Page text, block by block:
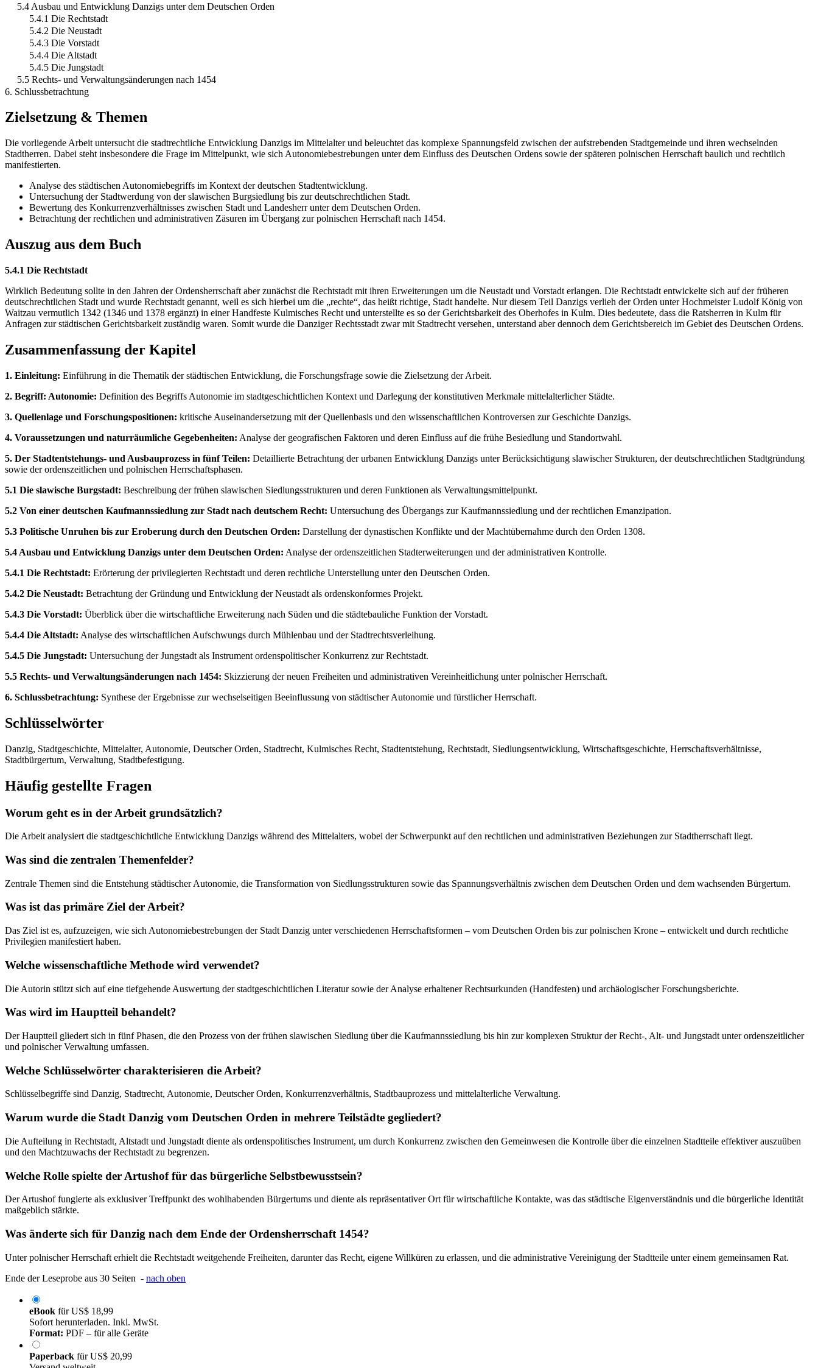
5.4 Ausbau und Entwicklung Danzigs unter dem Deutschen Orden
5.4.1 Die Rechtstadt
5.4.2 Die Neustadt
5.4.3 Die Vorstadt
5.4.4 Die Altstadt
5.4.5 Die Jungstadt
5.5 Rechts- und Verwaltungsänderungen nach 1454
6. Schlussbetrachtung
Zielsetzung & Themen
Die vorliegende Arbeit untersucht die stadtrechtliche Entwicklung Danzigs im Mittelalter und beleuchtet das komplexe Spannungsfeld zwischen der aufstrebenden Stadtgemeinde und ihren wechselnden
Stadtherren. Dabei steht insbesondere die Frage im Mittelpunkt, wie sich Autonomiebestrebungen unter dem Einfluss des Deutschen Ordens sowie der späteren polnischen Herrschaft baulich und rechtlich
manifestierten.
Analyse des städtischen Autonomiebegriffs im Kontext der deutschen Stadtentwicklung.
Untersuchung der Stadtwerdung von der slawischen Burgsiedlung bis zur deutschrechtlichen Stadt.
Bewertung des Konkurrenzverhältnisses zwischen Stadt und Landesherr unter dem Deutschen Orden.
Betrachtung der rechtlichen und administrativen Zäsuren im Übergang zur polnischen Herrschaft nach 1454.
Auszug aus dem Buch
5.4.1 Die Rechtstadt
Wirklich Bedeutung sollte in den Jahren der Ordensherrschaft aber zunächst die Rechtstadt mit ihren Erweiterungen um die Neustadt und Vorstadt erlangen. Die Rechtstadt entwickelte sich auf der früheren
deutschrechtlichen Stadt und wurde Rechtstadt genannt, weil es sich hierbei um die „rechte“, das heißt richtige, Stadt handelte. Nur diesem Teil Danzigs verlieh der Orden unter Hochmeister Ludolf König von
Waitzau vermutlich 1342 (1346 und 1378 ergänzt) in einer Handfeste Kulmisches Recht und unterstellte es so der Gerichtsbarkeit des Oberhofes in Kulm. Dies bedeutete, dass die Ratsherren in Kulm für
Anfragen zur städtischen Gerichtsbarkeit zuständig waren. Somit wurde die Danziger Rechtsstadt zwar mit Stadtrecht versehen, unterstand aber dennoch dem Gerichtsbereich im Gebiet des Deutschen Ordens.
Zusammenfassung der Kapitel
1. Einleitung: Einführung in die Thematik der städtischen Entwicklung, die Forschungsfrage sowie die Zielsetzung der Arbeit.
2. Begriff: Autonomie: Definition des Begriffs Autonomie im stadtgeschichtlichen Kontext und Darlegung der konstitutiven Merkmale mittelalterlicher Städte.
3. Quellenlage und Forschungspositionen: kritische Auseinandersetzung mit der Quellenbasis und den wissenschaftlichen Kontroversen zur Geschichte Danzigs.
4. Voraussetzungen und naturräumliche Gegebenheiten: Analyse der geografischen Faktoren und deren Einfluss auf die frühe Besiedlung und Standortwahl.
5. Der Stadtentstehungs- und Ausbauprozess in fünf Teilen: Detaillierte Betrachtung der urbanen Entwicklung Danzigs unter Berücksichtigung slawischer Strukturen, der deutschrechtlichen Stadtgründung
sowie der ordenszeitlichen und polnischen Herrschaftsphasen.
5.1 Die slawische Burgstadt: Beschreibung der frühen slawischen Siedlungsstrukturen und deren Funktionen als Verwaltungsmittelpunkt.
5.2 Von einer deutschen Kaufmannssiedlung zur Stadt nach deutschem Recht: Untersuchung des Übergangs zur Kaufmannssiedlung und der rechtlichen Emanzipation.
5.3 Politische Unruhen bis zur Eroberung durch den Deutschen Orden: Darstellung der dynastischen Konflikte und der Machtübernahme durch den Orden 1308.
5.4 Ausbau und Entwicklung Danzigs unter dem Deutschen Orden: Analyse der ordenszeitlichen Stadterweiterungen und der administrativen Kontrolle.
5.4.1 Die Rechtstadt: Erörterung der privilegierten Rechtstadt und deren rechtliche Unterstellung unter den Deutschen Orden.
5.4.2 Die Neustadt: Betrachtung der Gründung und Entwicklung der Neustadt als ordenskonformes Projekt.
5.4.3 Die Vorstadt: Überblick über die wirtschaftliche Erweiterung nach Süden und die städtebauliche Funktion der Vorstadt.
5.4.4 Die Altstadt: Analyse des wirtschaftlichen Aufschwungs durch Mühlenbau und der Stadtrechtsverleihung.
5.4.5 Die Jungstadt: Untersuchung der Jungstadt als Instrument ordenspolitischer Konkurrenz zur Rechtstadt.
5.5 Rechts- und Verwaltungsänderungen nach 1454: Skizzierung der neuen Freiheiten und administrativen Vereinheitlichung unter polnischer Herrschaft.
6. Schlussbetrachtung: Synthese der Ergebnisse zur wechselseitigen Beeinflussung von städtischer Autonomie und fürstlicher Herrschaft.
Schlüsselwörter
Danzig, Stadtgeschichte, Mittelalter, Autonomie, Deutscher Orden, Stadtrecht, Kulmisches Recht, Stadtentstehung, Rechtstadt, Siedlungsentwicklung, Wirtschaftsgeschichte, Herrschaftsverhältnisse,
Stadtbürgertum, Verwaltung, Stadtbefestigung.
Häufig gestellte Fragen
Worum geht es in der Arbeit grundsätzlich?
Die Arbeit analysiert die stadtgeschichtliche Entwicklung Danzigs während des Mittelalters, wobei der Schwerpunkt auf den rechtlichen und administrativen Beziehungen zur Stadtherrschaft liegt.
Was sind die zentralen Themenfelder?
Zentrale Themen sind die Entstehung städtischer Autonomie, die Transformation von Siedlungsstrukturen sowie das Spannungsverhältnis zwischen dem Deutschen Orden und dem wachsenden Bürgertum.
Was ist das primäre Ziel der Arbeit?
Das Ziel ist es, aufzuzeigen, wie sich Autonomiebestrebungen der Stadt Danzig unter verschiedenen Herrschaftsformen – vom Deutschen Orden bis zur polnischen Krone – entwickelt und durch rechtliche
Privilegien manifestiert haben.
Welche wissenschaftliche Methode wird verwendet?
Die Autorin stützt sich auf eine tiefgehende Auswertung der stadtgeschichtlichen Literatur sowie der Analyse erhaltener Rechtsurkunden (Handfesten) und archäologischer Forschungsberichte.
Was wird im Hauptteil behandelt?
Der Hauptteil gliedert sich in fünf Phasen, die den Prozess von der frühen slawischen Siedlung über die Kaufmannssiedlung bis hin zur komplexen Struktur der Recht-, Alt- und Jungstadt unter ordenszeitlicher
und polnischer Verwaltung umfassen.
Welche Schlüsselwörter charakterisieren die Arbeit?
Schlüsselbegriffe sind Danzig, Stadtrecht, Autonomie, Deutscher Orden, Konkurrenzverhältnis, Stadtbauprozess und mittelalterliche Verwaltung.
Warum wurde die Stadt Danzig vom Deutschen Orden in mehrere Teilstädte gegliedert?
Die Aufteilung in Rechtstadt, Altstadt und Jungstadt diente als ordenspolitisches Instrument, um durch Konkurrenz zwischen den Gemeinwesen die Kontrolle über die einzelnen Stadtteile effektiver auszuüben
und den Machtzuwachs der Rechtstadt zu begrenzen.
Welche Rolle spielte der Artushof für das bürgerliche Selbstbewusstsein?
Der Artushof fungierte als exklusiver Treffpunkt des wohlhabenden Bürgertums und diente als repräsentativer Ort für wirtschaftliche Kontakte, was das städtische Eigenverständnis und die bürgerliche Identität
maßgeblich stärkte.
Was änderte sich für Danzig nach dem Ende der Ordensherrschaft 1454?
Unter polnischer Herrschaft erhielt die Rechtstadt weitgehende Freiheiten, darunter das Recht, eigene Willküren zu erlassen, und die administrative Vereinigung der Stadtteile unter einem gemeinsamen Rat.
Ende der Leseprobe aus 30 Seiten - nach oben
eBook fürUS$ 18,99
Sofort herunterladen. Inkl. MwSt.
Format: PDF – für alle Geräte
Paperback fürUS$ 20,99